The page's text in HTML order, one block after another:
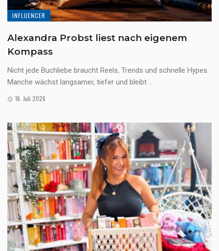
INFLUENCER
Alexandra Probst liest nach eigenem
Kompass
Nicht jede Buchliebe braucht Reels, Trends und schnelle Hypes.
Manche wächst langsamer, tiefer und bleibt ...
16. Juli 2026